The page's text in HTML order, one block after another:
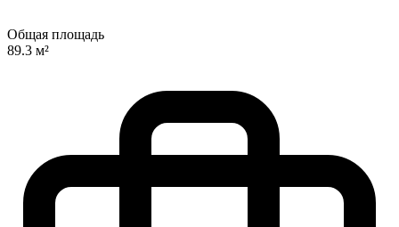
Общая площадь
89.3 м²